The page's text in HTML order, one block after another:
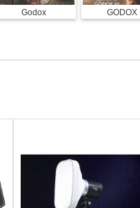
Godox GODOX